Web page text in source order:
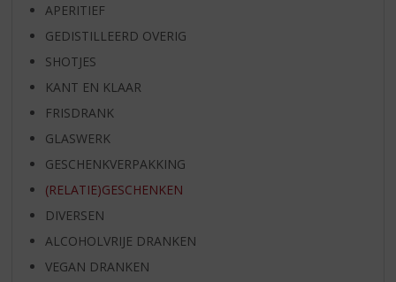
APERITIEF
GEDISTILLEERD OVERIG
SHOTJES
KANT EN KLAAR
FRISDRANK
GLASWERK
GESCHENKVERPAKKING
(RELATIE)GESCHENKEN
DIVERSEN
ALCOHOLVRIJE DRANKEN
VEGAN DRANKEN